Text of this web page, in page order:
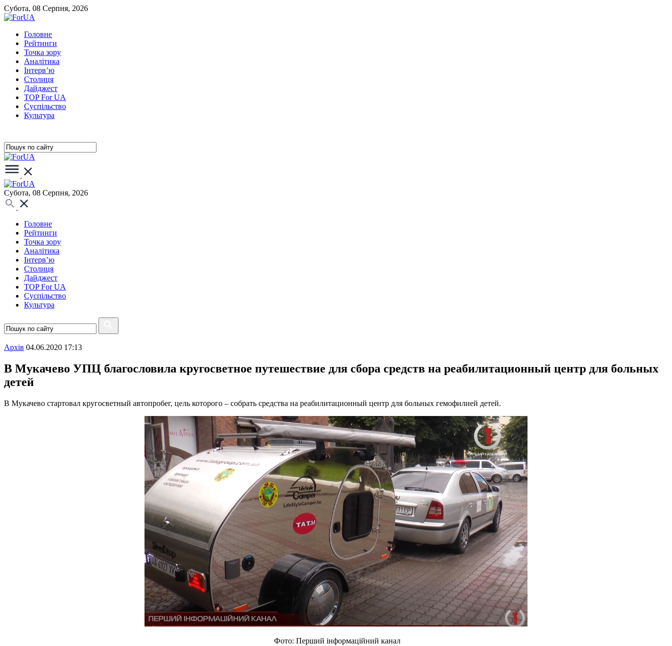
Субота, 08 Серпня, 2026
Головне
Рейтинги
Точка зору
Аналітика
Інтерв’ю
Столиця
Дайджест
TOP For UA
Суспiльство
Культура
Субота, 08 Серпня, 2026
Головне
Рейтинги
Точка зору
Аналітика
Інтерв’ю
Столиця
Дайджест
TOP For UA
Суспiльство
Культура
Архiв 04.06.2020 17:13
В Мукачево УПЦ благословила кругосветное путешествие для сбора средств на реабилитационный центр для больных
детей
В Мукачево стартовал кругосветный автопробег, цель которого – собрать средства на реабилитационный центр для больных гемофилией детей.
Фото: Перший інформаційний канал